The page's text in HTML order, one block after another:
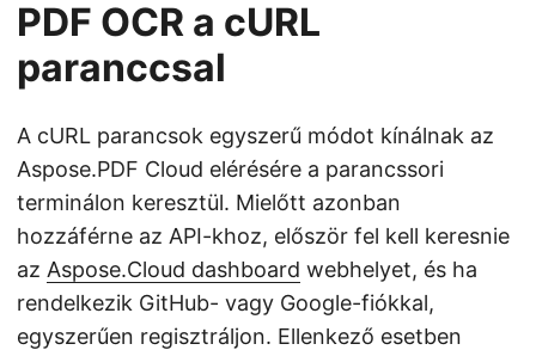
PDF OCR a cURL
paranccsal
A cURL parancsok egyszerű módot kínálnak az
Aspose.PDF Cloud elérésére a parancssori
terminálon keresztül. Mielőtt azonban
hozzáférne az API-khoz, először fel kell keresnie
az Aspose.Cloud dashboard webhelyet, és ha
rendelkezik GitHub- vagy Google-fiókkal,
egyszerűen regisztráljon. Ellenkező esetben